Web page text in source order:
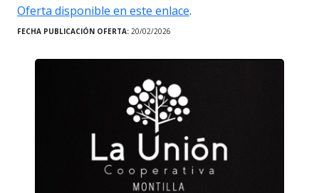
Oferta disponible en este enlace.
FECHA PUBLICACIÓN OFERTA: 20/02/2026